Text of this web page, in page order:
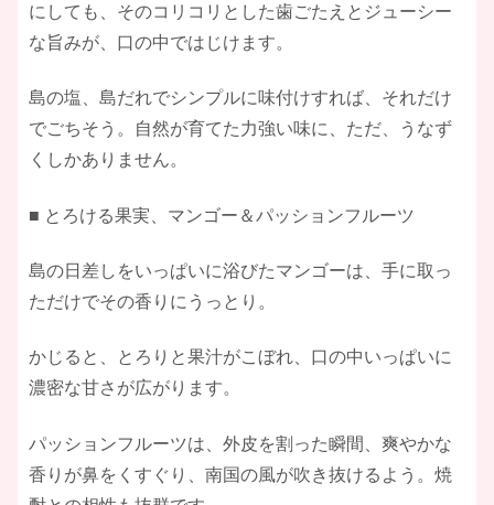
にしても、そのコリコリとした歯ごたえとジューシー
な旨みが、口の中ではじけます。
島の塩、島だれでシンプルに味付けすれば、それだけ
でごちそう。自然が育てた力強い味に、ただ、うなず
くしかありません。
■ とろける果実、マンゴー＆パッションフルーツ
島の日差しをいっぱいに浴びたマンゴーは、手に取っ
ただけでその香りにうっとり。
かじると、とろりと果汁がこぼれ、口の中いっぱいに
濃密な甘さが広がります。
パッションフルーツは、外皮を割った瞬間、爽やかな
香りが鼻をくすぐり、南国の風が吹き抜けるよう。焼